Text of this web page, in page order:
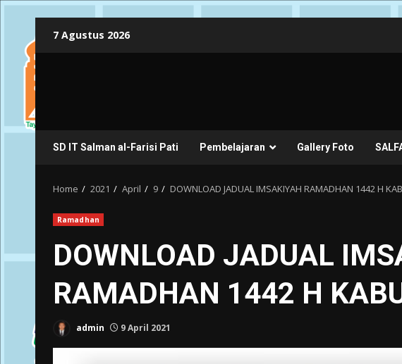
to
content
7 Agustus 2026
SD IT Salman al-Farisi Pati Pembelajaran Gallery Foto
Home 2021 April 9 DOWNLOAD JADUAL IMSAKIYAH RAMADHAN 1442 H
Ramadhan
DOWNLOAD JADUAL
RAMADHAN 1442 H
admin 9 April 2021